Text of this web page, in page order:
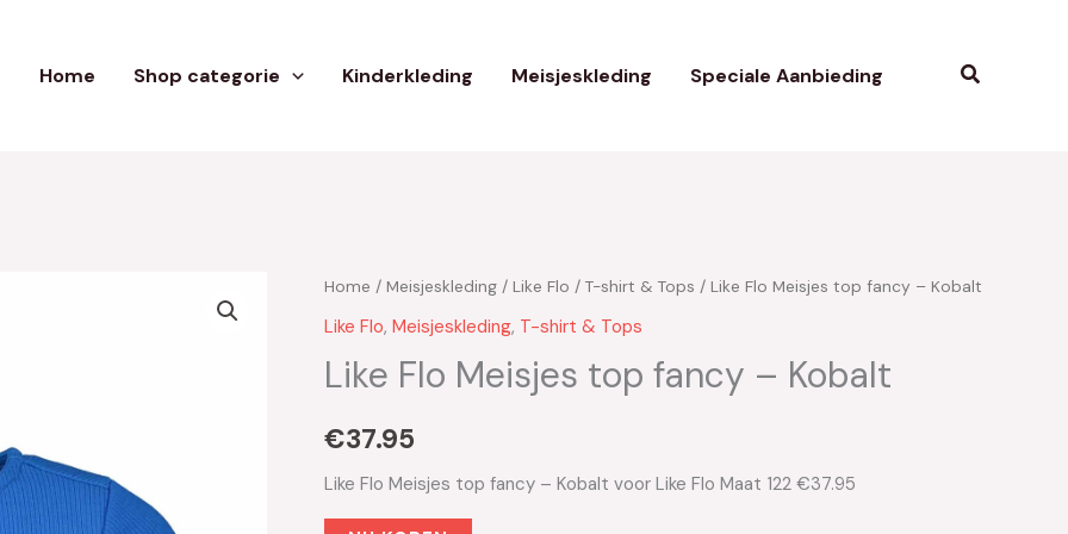
Home Shop categorie Kinderkleding Meisjeskleding Speciale Aanbieding Zoeken
Home / Meisjeskleding / Like Flo / T-shirt & Tops / Like Flo Meisjes top fancy – Kobalt
Like Flo, Meisjeskleding, T-shirt & Tops
Like Flo Meisjes top fancy – Kobalt
€37.95
Like Flo Meisjes top fancy – Kobalt voor Like Flo Maat 122 €37.95